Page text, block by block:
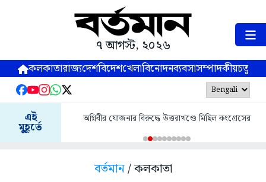
৭ আগস্ট, ২০২৬
কলকাতারাজ্যদেশবিদেশখেলাবিনোদনব্যবসাসম্পাদকীয়
এই
মুহূর্তে
অগ্নিবীর যোজনার বিরুদ্ধে উত্তরাখণ্ডে মিছিল কংগ্রেসের
বর্তমান/ কলকাতা